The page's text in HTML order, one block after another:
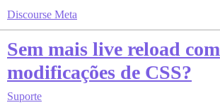
Discourse Meta
Sem mais live reload com
modificações de CSS?
Suporte